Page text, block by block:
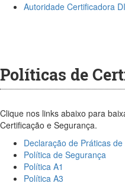
Autoridade Certificadora
Políticas de
Clique nos links abaixo para
Certificação e Segurança.
Declaração de Práticas
Política de Segurança
Política A1
Política A3